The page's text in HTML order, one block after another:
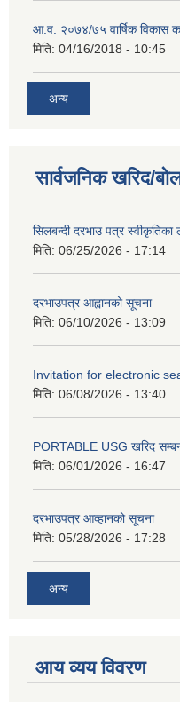
आ.व. २०७४/७५ वार्षिक विकास
मिति: 04/16/2018 - 10:45
अन्य
सार्वजनिक खरिद/
सिलबन्दी दरभाउ पत्र
मिति: 06/25/2026 - 17:14
दरभाउपत्र आह्वानको सूचना
मिति: 06/10/2026 - 13:09
Invitation for electronic
मिति: 06/08/2026 - 13:40
PORTABLE USG खरिद
मिति: 06/01/2026 - 16:47
दरभाउपत्र आव्हानको सूचना
मिति: 05/28/2026 - 17:28
अन्य
आय व्यय विवरण